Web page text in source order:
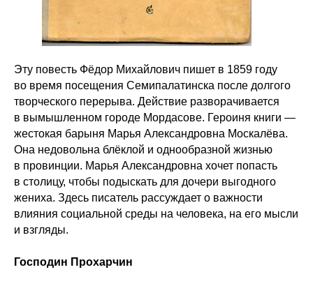
Эту повесть Фёдор Михайлович пишет в 1859 году
во время посещения Семипалатинска после долгого
творческого перерыва. Действие разворачивается
в вымышленном городе Мордасове. Героиня книги —
жестокая барыня Марья Александровна Москалёва.
Она недовольна блёклой и однообразной жизнью
в провинции. Марья Александровна хочет попасть
в столицу, чтобы подыскать для дочери выгодного
жениха. Здесь писатель рассуждает о важности
влияния социальной среды на человека, на его мысли
и взгляды.
Господин Прохарчин